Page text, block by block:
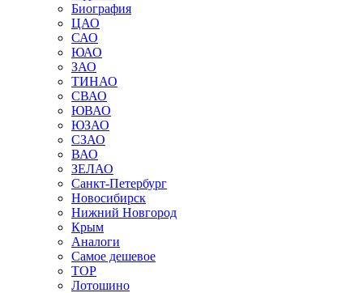
Биография
ЦАО
САО
ЮАО
ЗАО
ТИНАО
СВАО
ЮВАО
ЮЗАО
СЗАО
ВАО
ЗЕЛАО
Санкт-Петербург
Новосибирск
Нижний Новгород
Крым
Аналоги
Самое дешевое
TOP
Лотошино